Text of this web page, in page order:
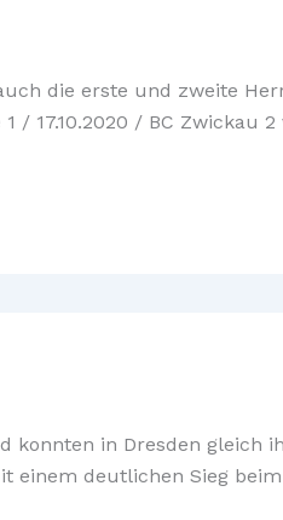
die erste und zweite
17.10.2020 / BC Zwickau
konnten in Dresden gleich
einem deutlichen Sieg